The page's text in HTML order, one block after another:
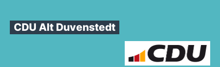
CDU Alt Duvenstedt